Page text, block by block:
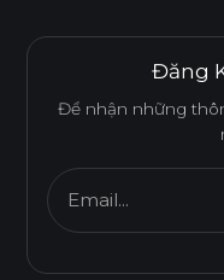
1220*3050
1220*3660
* Tuỳ theo mã
nhau.
Đăng
Để nhận những
Email...